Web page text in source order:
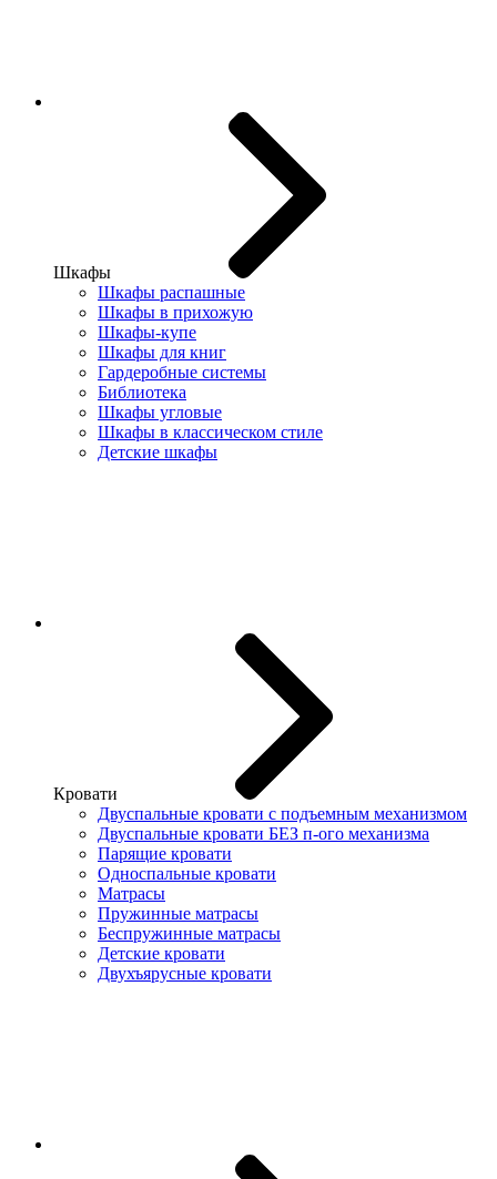
Шкафы
Шкафы распашные
Шкафы в прихожую
Шкафы-купе
Шкафы для книг
Гардеробные системы
Библиотека
Шкафы угловые
Шкафы в классическом стиле
Детские шкафы
Кровати
Двуспальные кровати с подъемным механизмом
Двуспальные кровати БЕЗ п-ого механизма
Парящие кровати
Односпальные кровати
Матрасы
Пружинные матрасы
Беспружинные матрасы
Детские кровати
Двухъярусные кровати